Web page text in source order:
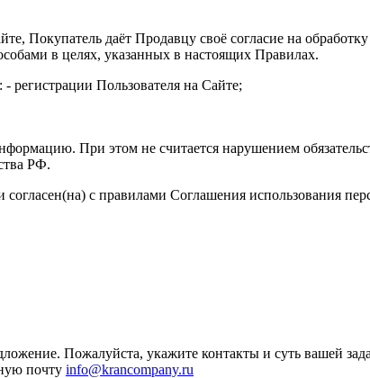
Покупатель даёт Продавцу своё согласие на
в целях, указанных в настоящих Правилах.
регистрации Пользователя на Сайте;
При этом не считается нарушением
РФ.
с правилами Соглашения использования
Пожалуйста, укажите контакты и суть вашей
почту info@krancompany.ru